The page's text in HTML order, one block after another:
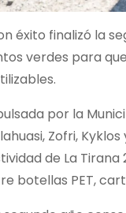
éxito finalizó la
verdes para
por la
Zofri,
de La
botellas PET,